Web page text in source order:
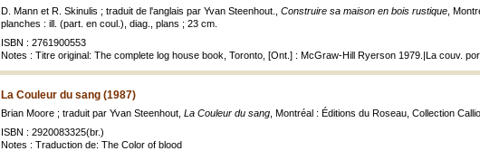
D. Mann et R. Skinulis ; traduit de l'anglais par Yvan Steenhout., Construire sa maison en bois rustique ,
planches : ill. (part. en coul.), diag., plans ; 23 cm.
ISBN : 2761900553
Notes : Titre original: The complete log house book, Toronto, [Ont.] : McGraw-Hill Ryerson 1979.|La couv.
La Couleur du sang (1987)
Brian Moore ; traduit par Yvan Steenhout, La Couleur du sang , Montréal : Éditions du Roseau, Collection
ISBN : 2920083325(br.)
Notes : Traduction de: The Color of blood